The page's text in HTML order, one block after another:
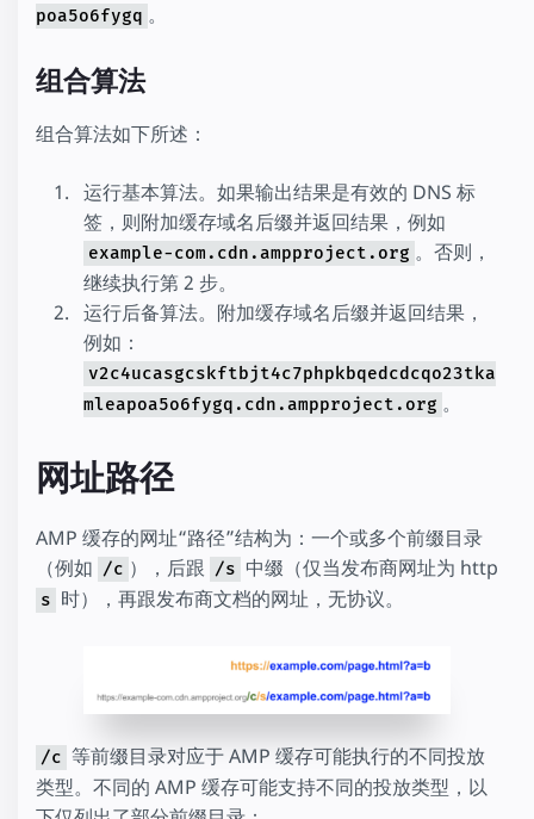
poa5o6fygq 。
组合算法
组合算法如下所述：
运行基本算法。如果输出结果是有效的 DNS 标
签，则附加缓存域名后缀并返回结果，例如
example-com.cdn.ampproject.org 。否则，
继续执行第 2 步。
运行后备算法。附加缓存域名后缀并返回结果，
例如：
v2c4ucasgcskftbjt4c7phpkbqedcdcqo23tka
mleapoa5o6fygq.cdn.ampproject.org 。
网址路径
AMP 缓存的网址“路径”结构为：一个或多个前缀目录
（例如 /c ），后跟 /s 中缀（仅当发布商网址为 http
s 时），再跟发布商文档的网址，无协议。
/c 等前缀目录对应于 AMP 缓存可能执行的不同投放
类型。不同的 AMP 缓存可能支持不同的投放类型，以